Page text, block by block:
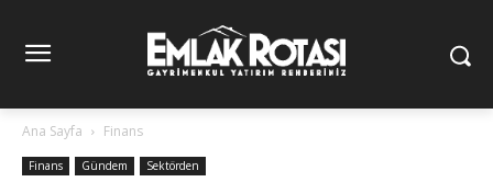
Ana Sayfa Finans
Finans Gündem Sektörden